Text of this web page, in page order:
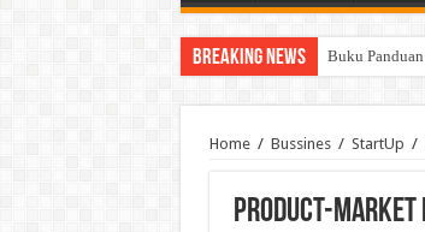
Breaking News Buku
Home / Bussines / StartUp /
Product-Market